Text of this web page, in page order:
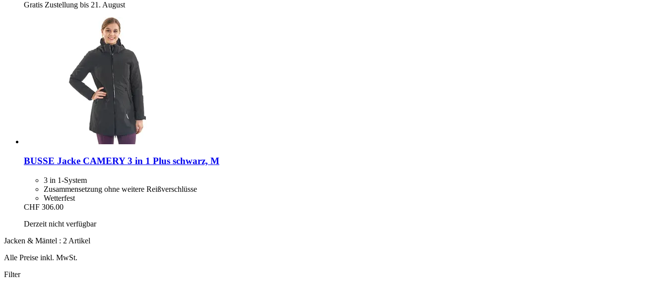
Gratis Zustellung bis 21. August
BUSSE Jacke CAMERY 3 in 1 Plus schwarz, M
3 in 1-System
Zusammensetzung ohne weitere Reißverschlüsse
Wetterfest
CHF 306.00
Derzeit nicht verfügbar
Jacken & Mäntel : 2 Artikel
Alle Preise inkl. MwSt.
Filter